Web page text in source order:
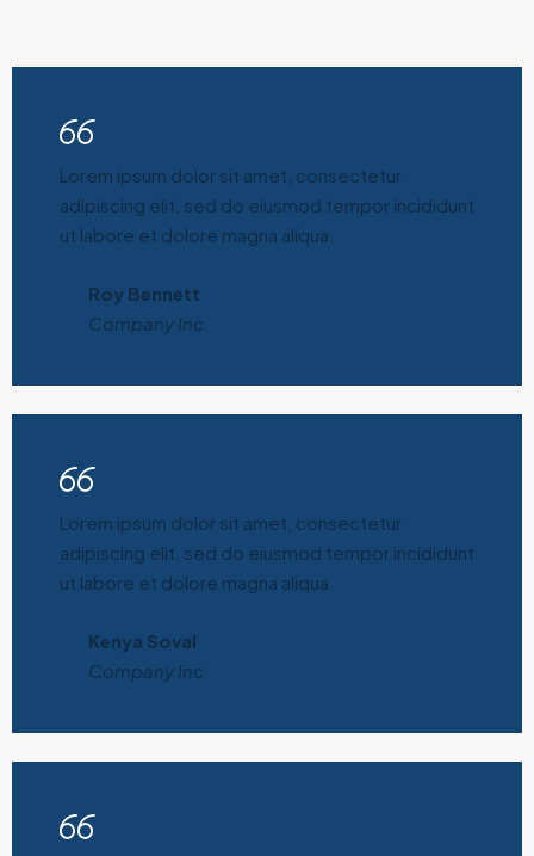
Lorem ipsum dolor sit amet, consectetur
adipiscing elit, sed do eiusmod tempor incididunt
ut labore et dolore magna aliqua.
Roy Bennett
Company Inc.
Lorem ipsum dolor sit amet, consectetur
adipiscing elit, sed do eiusmod tempor incididunt
ut labore et dolore magna aliqua.
Kenya Soval
Company Inc.